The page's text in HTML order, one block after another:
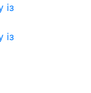
із
із